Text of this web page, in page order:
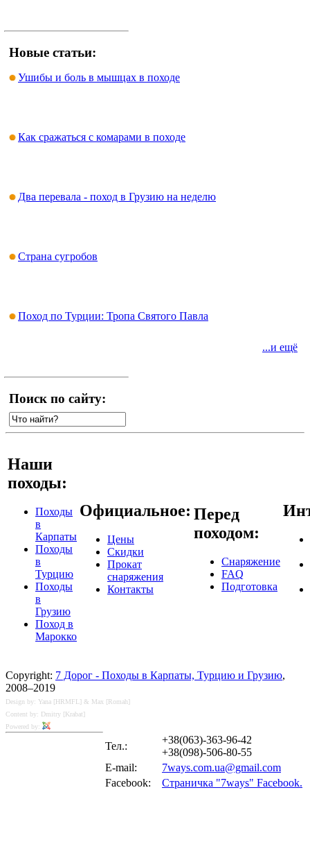
Новые статьи:
Ушибы и боль в мышцах в походе
Как сражаться с комарами в походе
Два перевала - поход в Грузию на неделю
Страна сугробов
Поход по Турции: Тропа Святого Павла
...и ещё
Поиск по сайту:
Наши
походы:
Походы
в
Карпаты
Походы
в
Турцию
Походы
в
Грузию
Поход в
Марокко
Официальное:
Цены
Скидки
Прокат
снаряжения
Контакты
Перед
походом:
Снаряжение
FAQ
Подготовка
Copyright: 7 Дорог - Походы в Карпаты, Турцию и Грузию,
2008–2019
Design by: Yana [HRMFL] & Max [Romah]
Content by: Dmitry [Krabat]
Powered by:
Тел.:
+38(063)-363-96-42
+38(098)-506-80-55
E-mail:
7ways.com.ua@gmail.com
Facebook:
Страничка "7ways" Facebook.